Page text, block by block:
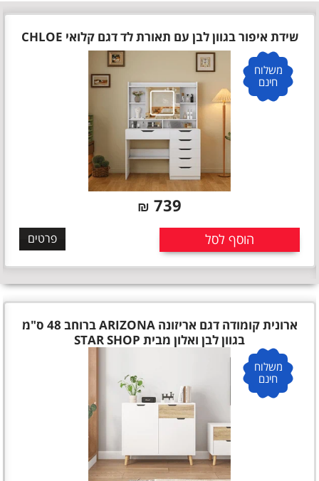
שידת איפור בגוון לבן עם תאורת לד דגם קלואי CHLOE
משלוח
חינם
739
₪
הוסף לסל פרטים
ארונית קומודה דגם אריזונה ARIZONA ברוחב 48 ס"מ
בגוון לבן ואלון מבית STAR SHOP
משלוח
חינם